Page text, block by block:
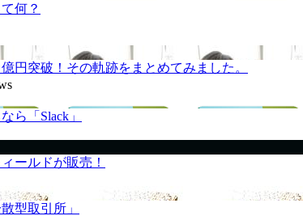
何？
円突破！その軌跡をまとめてみました。
ら「Slack」
ールドが販売！
型取引所」